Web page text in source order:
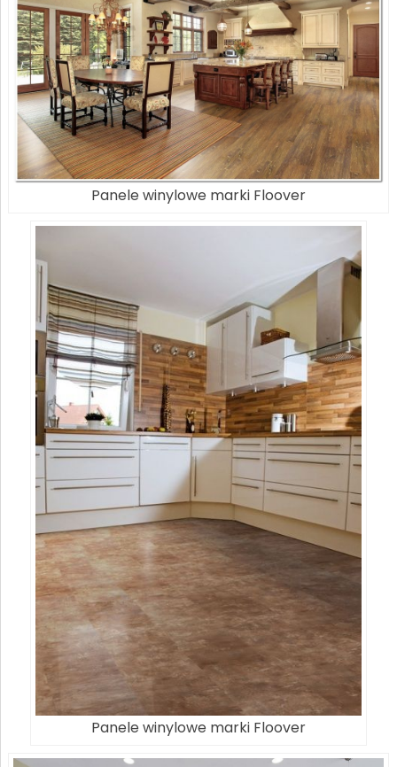
Panele winylowe marki Floover
Panele winylowe marki Floover